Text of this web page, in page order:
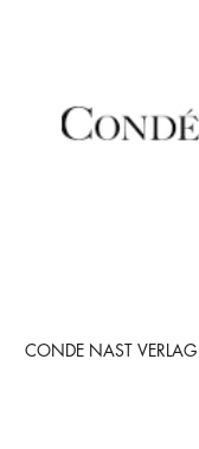
CONDE NAST VERLAG